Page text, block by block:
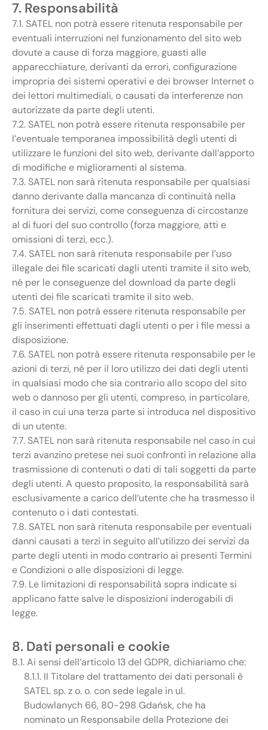
7. Responsabilità
7.1. SATEL non potrà essere ritenuta responsabile per
eventuali interruzioni nel funzionamento del sito web
dovute a cause di forza maggiore, guasti alle
apparecchiature, derivanti da errori, configurazione
impropria dei sistemi operativi e dei browser Internet o
dei lettori multimediali, o causati da interferenze non
autorizzate da parte degli utenti.
7.2. SATEL non potrà essere ritenuta responsabile per
l’eventuale temporanea impossibilità degli utenti di
utilizzare le funzioni del sito web, derivante dall’apporto
di modifiche e miglioramenti al sistema.
7.3. SATEL non sarà ritenuta responsabile per qualsiasi
danno derivante dalla mancanza di continuità nella
fornitura dei servizi, come conseguenza di circostanze
al di fuori del suo controllo (forza maggiore, atti e
omissioni di terzi, ecc.).
7.4. SATEL non sarà ritenuta responsabile per l’uso
illegale dei file scaricati dagli utenti tramite il sito web,
né per le conseguenze del download da parte degli
utenti dei file scaricati tramite il sito web.
7.5. SATEL non potrà essere ritenuta responsabile per
gli inserimenti effettuati dagli utenti o per i file messi a
disposizione.
7.6. SATEL non potrà essere ritenuta responsabile per le
azioni di terzi, né per il loro utilizzo dei dati degli utenti
in qualsiasi modo che sia contrario allo scopo del sito
web o dannoso per gli utenti, compreso, in particolare,
il caso in cui una terza parte si introduca nel dispositivo
di un utente.
7.7. SATEL non sarà ritenuta responsabile nel caso in cui
terzi avanzino pretese nei suoi confronti in relazione alla
trasmissione di contenuti o dati di tali soggetti da parte
degli utenti. A questo proposito, la responsabilità sarà
esclusivamente a carico dell’utente che ha trasmesso il
contenuto o i dati contestati.
7.8. SATEL non sarà ritenuta responsabile per eventuali
danni causati a terzi in seguito all’utilizzo dei servizi da
parte degli utenti in modo contrario ai presenti Termini
e Condizioni o alle disposizioni di legge.
7.9. Le limitazioni di responsabilità sopra indicate si
applicano fatte salve le disposizioni inderogabili di
legge.
8. Dati personali e cookie
8.1. Ai sensi dell’articolo 13 del GDPR, dichiariamo che:
8.1.1. Il Titolare del trattamento dei dati personali è
SATEL sp. z o. o. con sede legale in ul.
Budowlanych 66, 80-298 Gdańsk, che ha
nominato un Responsabile della Protezione dei